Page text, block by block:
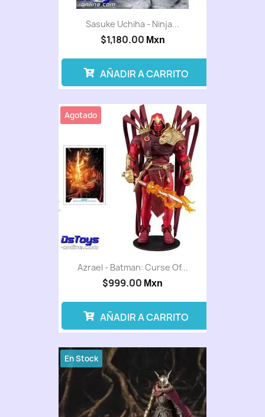
Sasuke Uchiha - Ninja...
$1,180.00 Mxn
AÑADIR A CARRITO
Azrael - Batman: Curse Of...
$999.00 Mxn
Agotado
AÑADIR A CARRITO
En Stock